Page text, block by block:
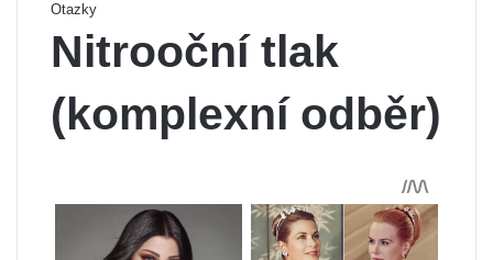
Otazky
Nitrooční tlak
(komplexní odběr)